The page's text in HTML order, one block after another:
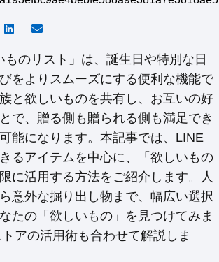
Share
LinkedInEmail
ものリスト」は、誕生日や特別な日
をよりスムーズにする便利な機能で
と欲しいものを共有し、お互いの好
で、贈る側も贈られる側も満足でき
能になります。本記事では、LINE
るアイテムを中心に、「欲しいもの
に活用する方法をご紹介します。人
意外な掘り出し物まで、幅広い選択
たの「欲しいもの」を見つけてみま
アの活用術も合わせて解説しま